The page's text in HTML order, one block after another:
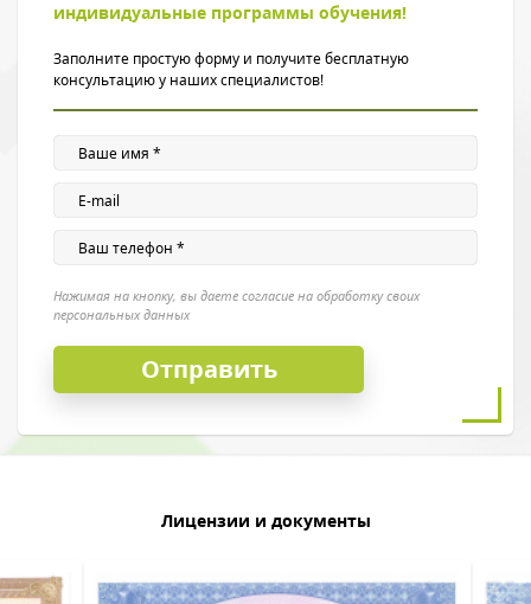
индивидуальные программы обучения!
Заполните простую форму и получите бесплатную
консультацию у наших специалистов!
Нажимая на кнопку, вы даете согласие на обработку своих
персональных данных
Лицензии и документы